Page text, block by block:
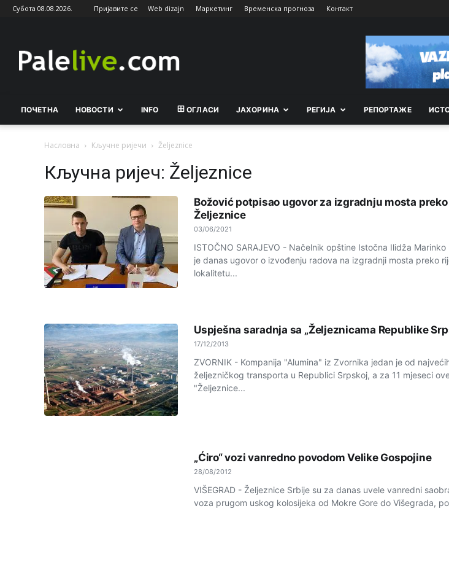
Субота 08.08.2026. Пријавите се Web dizajn Маркетинг Временска прогноза Контакт
ПОЧЕТНА НОВОСТИ INFO ОГЛАСИ ЈАХОРИНА РEГИЈА РEПОРТАЖE
Насловна Кључне ријечи Željeznice
Кључна ријеч: Željeznice
Božović potpisao ugovor za izgradnju mosta
Željeznice
03/06/2021
ISTOČNO SARAJEVO - Načelnik opštine Istočna Ilidža
je danas ugovor o izvođenju radova na izgradnji mosta preko
lokalitetu...
Uspješna saradnja sa „Željeznicama Republike
17/12/2013
ZVORNIK - Kompanija "Alumina" iz Zvornika jedan je od
željezničkog transporta u Republici Srpskoj, a za 11 mjeseci
"Željeznice...
„Ćiro“ vozi vanredno povodom Velike Gospojine
28/08/2012
VIŠEGRAD - Željeznice Srbije su za danas uvele vanredni
voza prugom uskog kolosijeka od Mokre Gore do Višegrada,